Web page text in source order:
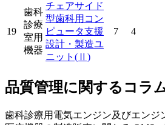
19
歯科
診療
室用
機器
チェアサイド
型歯科用コン
ピュータ支援
設計・製造ユ
ニット (Ⅱ)
7 4
品質管理に関するコラ
歯科診療用電気エンジン及びエンジ